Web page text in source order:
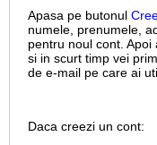
Apasa pe butonul
numele, prenumele,
pentru noul cont. Apoi
si in scurt timp vei
de e-mail pe care ai
Daca creezi un cont: